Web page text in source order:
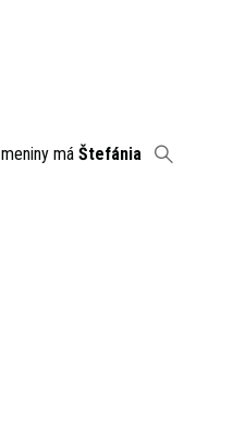
meniny má Štefánia